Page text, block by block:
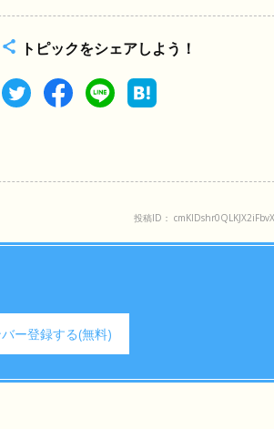
トピックをシェアしよう！
投稿ID：
ー登録する(無料)